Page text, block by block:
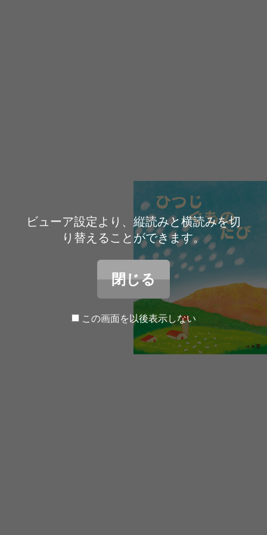
ビューア設定より、縦読みと横読みを切
り替えることができます。
閉じる
この画面を以後表示しない